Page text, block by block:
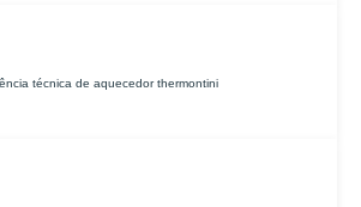
técnica de aquecedor thermontini